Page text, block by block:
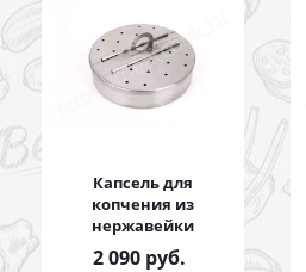
Капсель для
копчения из
нержавейки
2 090руб.